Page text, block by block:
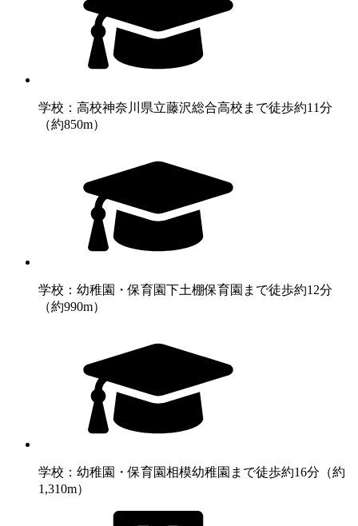
学校：高校神奈川県立藤沢総合高校まで徒歩約11分
（約850m）
学校：幼稚園・保育園下土棚保育園まで徒歩約12分
（約990m）
学校：幼稚園・保育園相模幼稚園まで徒歩約16分（約
1,310m）